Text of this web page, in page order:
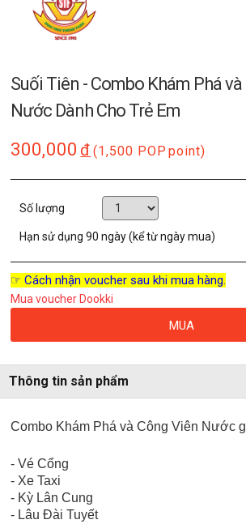
Suối Tiên - Combo Khám Phá
Nước Dành Cho Trẻ Em
300,000 đ (1,500 POP point)
Số lượng
Hạn sử dụng90 ngày (kể từ ngày mua)
☞ Cách nhận voucher sau khi mua hàng.
Mua voucher Dookki
MUA
Thông tin sản phẩm
Combo Khám Phá và Công Viên Nước
- Vé Cổng
- Xe Taxi
- Kỳ Lân Cung
- Lâu Đài Tuyết